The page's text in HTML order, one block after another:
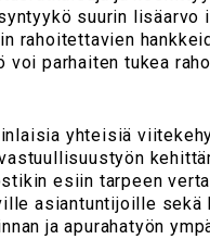
suurin
rahoitettavien
parhaiten tukea
yhteisiä
esiin tarpeen
asiantuntijoille sekä
ja apurahatyön